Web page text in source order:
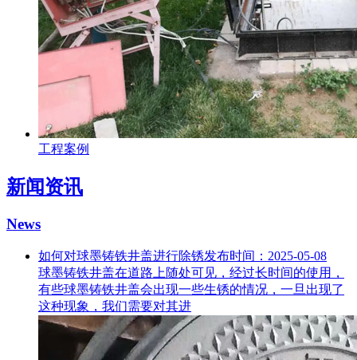
工程案例
新闻资讯
News
如何对球墨铸铁井盖进行除锈发布时间：2025-05-08
球墨铸铁井盖在道路上随处可见，经过长时间的使用，
有些球墨铸铁井盖会出现一些生锈的情况，一旦出现了
这种现象，我们需要对其进